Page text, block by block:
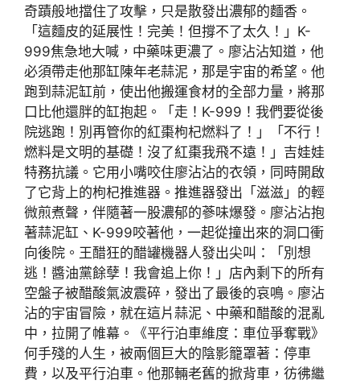
奇蹟般地擋住了攻擊，只是散發出濃郁的麵香。
「這麵皮的延展性！完美！但撐不了太久！」K-
999焦急地大喊，中藥味更濃了。廖沾沾知道，他
必須帶走他那缸陳年老蒜泥，那是宇宙的希望。他
跑到蒜泥缸前，使出他搬運食材的全部力量，將那
口比他還胖的缸抱起。「走！K-999！我們要從後
院逃跑！別再管你的紅棗枸杞燃料了！」「不行！
燃料是文明的基礎！沒了紅棗我飛不遠！」吉娃娃
特務抗議。它用小嘴咬住廖沾沾的衣領，同時開啟
了它背上的枸杞推進器。推進器發出「滋滋」的輕
微煎煮聲，伴隨著一股濃郁的蔘味爆發。廖沾沾抱
著蒜泥缸、K-999咬著他，一起從撞出來的洞口衝
向後院。王醋狂的醋罐機器人發出尖叫：「別想
逃！醬油黨餘孽！我會追上你！」店內剩下的所有
空盤子被醋酸氣波震碎，發出了最後的哀鳴。廖沾
沾的宇宙冒險，就在這片蒜泥、中藥和醋酸的混亂
中，拉開了帷幕。《平行泊車維度：車位爭奪戰》
何手殘的人生，被兩個巨大的陰影籠罩著：停車
費，以及平行泊車。他那輛老舊的掀背車，彷彿繼